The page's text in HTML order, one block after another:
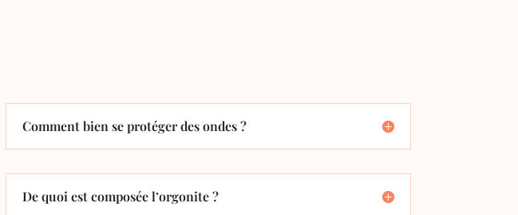
Comment bien se protéger des ondes ?
De quoi est composée l’orgonite ?